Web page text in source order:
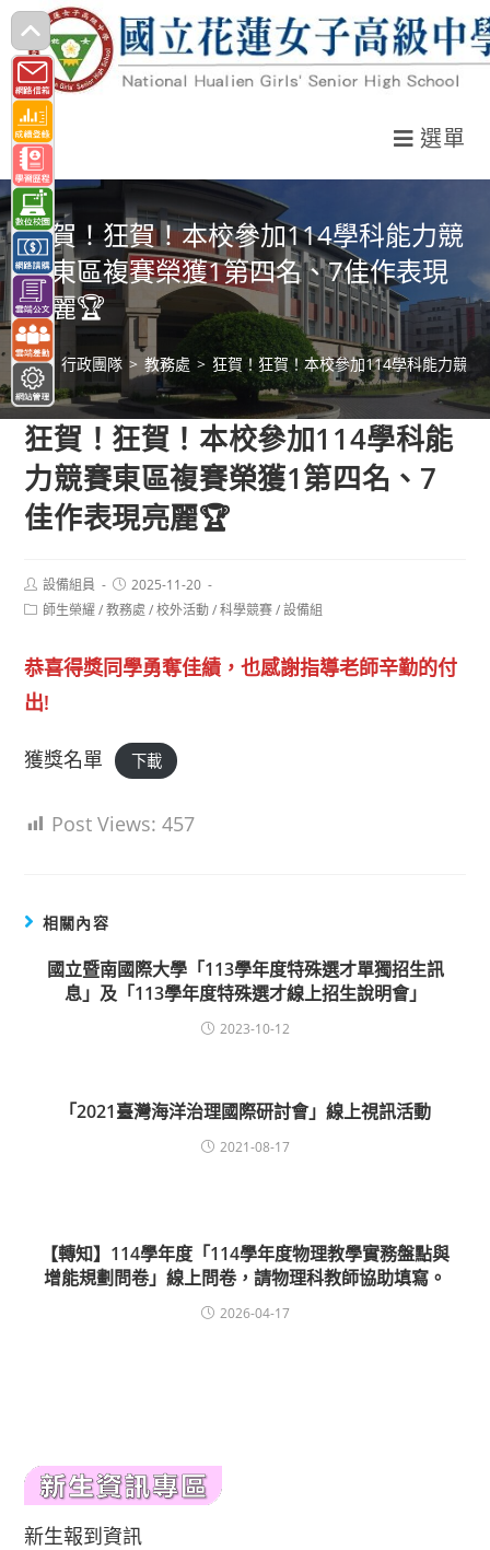
跳
轉
至
主
要
內
容
選單
狂賀！狂賀！本校參加114學科能力競
賽東區複賽榮獲1第四名、7佳作表現
亮麗🏆
> 行政團隊 > 教務處 > 狂賀！狂賀！本校參加114學科能力競
狂賀！狂賀！本校參加114學科能
力競賽東區複賽榮獲1第四名、7
佳作表現亮麗🏆
Post
author:
設備組員
Post
published:
2025-11-20
Post師生榮耀 / 教務處 / 校外活動 / 科學競賽 / 設備組
恭喜得獎同學勇奪佳績，也感謝指導老師辛勤的付
出!
獲獎名單 下載
Post Views: 457
相關內容
國立暨南國際大學「113學年度特殊選才單獨招生訊
息」及「113學年度特殊選才線上招生說明會」
2023-10-12
「2021臺灣海洋治理國際研討會」線上視訊活動
2021-08-17
【轉知】114學年度「114學年度物理教學實務盤點與
增能規劃問卷」線上問卷，請物理科教師協助填寫。
2026-04-17
新生報到資訊